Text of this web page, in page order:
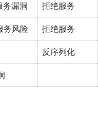
漏洞 拒绝服务
务风险 拒绝服务
反序列化